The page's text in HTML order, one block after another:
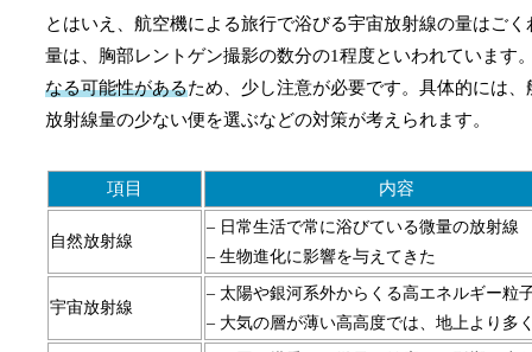
とはいえ、航空機による旅行で浴びる宇宙放射線の量はご
量は、胸部レントゲン撮影の数分の1程度といわれています
なる可能性があるため、少し注意が必要です。具体的には
放射線量の少ない便を選ぶなどの対策が考えられます。
項目 内容
自然放射線
– 日常生活で常に浴びている微量の放射線
– 生物進化に影響を与えてきた
宇宙放射線
– 太陽や銀河系外からくる高エネルギー粒
– 大気の層が薄い高高度では、地上より多